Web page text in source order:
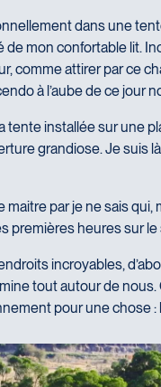
dans une
mon confortable lit.
comme attirer par ce
à l’aube de ce jour
tente installée sur une
grandiose. Je suis
par je ne sais qui,
premières heures sur
incroyables,
tout autour de
pour une chose :